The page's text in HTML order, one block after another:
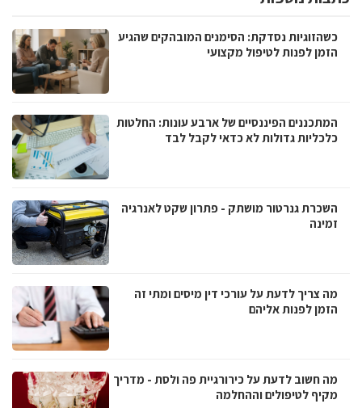
כשהזוגיות נסדקת: הסימנים המובהקים שהגיע
הזמן לפנות לטיפול מקצועי
המתכננים הפיננסיים של ארבע עונות: החלטות
כלכליות גדולות לא כדאי לקבל לבד
השכרת גנרטור מושתק - פתרון שקט לאנרגיה
זמינה
מה צריך לדעת על עורכי דין מיסים ומתי זה
הזמן לפנות אליהם
מה חשוב לדעת על כירורגיית פה ולסת - מדריך
מקיף לטיפולים וההחלמה